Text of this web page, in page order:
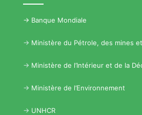
-> Banque Mondiale
-> Ministère du Pétrole, des mines et
-> Ministère de l’Intérieur et de la
-> Ministère de l’Environnement
-> UNHCR